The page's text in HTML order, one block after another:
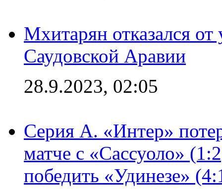
Мхитарян отказался от
Саудовской Аравии
28.9.2023, 02:05
Серия А. «Интер»
матче с «Сассуоло»
победить «Удинезе»